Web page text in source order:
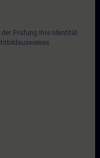
der Prüfung Ihre Identität